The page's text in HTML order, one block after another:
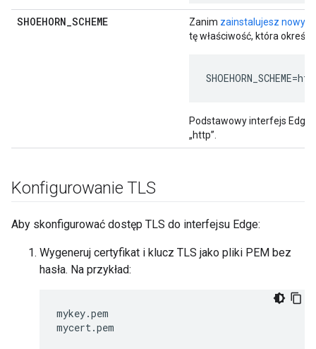
SHOEHORN_SCHEME Zanim zainstalujesz nowy
tę właściwość, która
Podstawowy interfejs Edge
„http”.
Konfigurowanie TLS
Aby skonfigurować dostęp TLS do interfejsu Edge:
Wygeneruj certyfikat i klucz TLS jako pliki PEM bez
hasła. Na przykład:
mykey.pem
mycert.pem